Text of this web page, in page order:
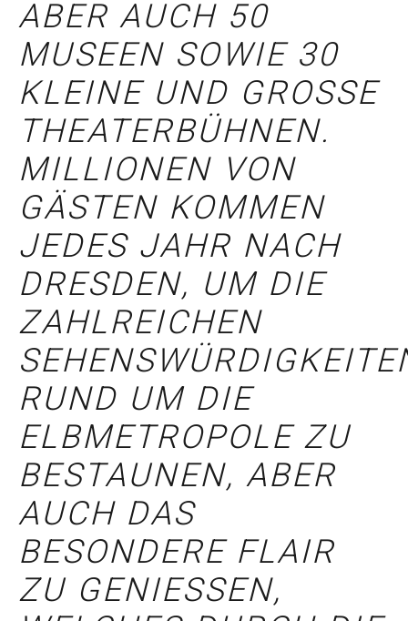
ABER AUCH 50
MUSEEN SOWIE 30
KLEINE UND GROSSE T
HEATERBÜHNEN. M
ILLIONEN VON G
ÄSTEN KOMMEN J
EDES JAHR NACH D
RESDEN, UM DIE Z
AHLREICHEN S
EHENSWÜRDIGKEITEN
UND UM DIE E
LBMETROPOLE ZU B
ESTAUNEN, ABER A
UCH DAS B
ESONDERE FLAIR Z
U GENIESSEN, WE